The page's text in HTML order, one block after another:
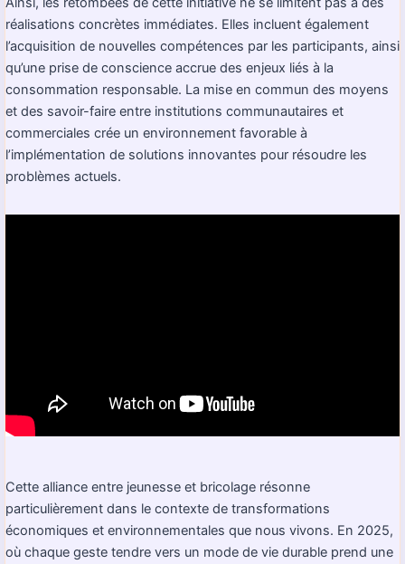
réalisations concrètes immédiates. Elles incluent également
l’acquisition de nouvelles compétences par les participants, ainsi
qu’une prise de conscience accrue des enjeux liés à la
consommation responsable. La mise en commun des moyens
et des savoir-faire entre institutions communautaires et
commerciales crée un environnement favorable à
l’implémentation de solutions innovantes pour résoudre les
problèmes actuels.
Cette alliance entre jeunesse et bricolage résonne
particulièrement dans le contexte de transformations
économiques et environnementales que nous vivons. En 2025,
où chaque geste tendre vers un mode de vie durable prend une